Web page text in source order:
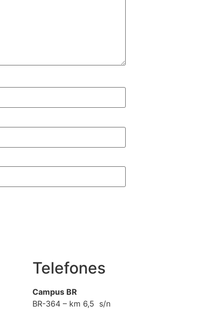
Telefones
Campus BR
BR-364 – km 6,5 s/n